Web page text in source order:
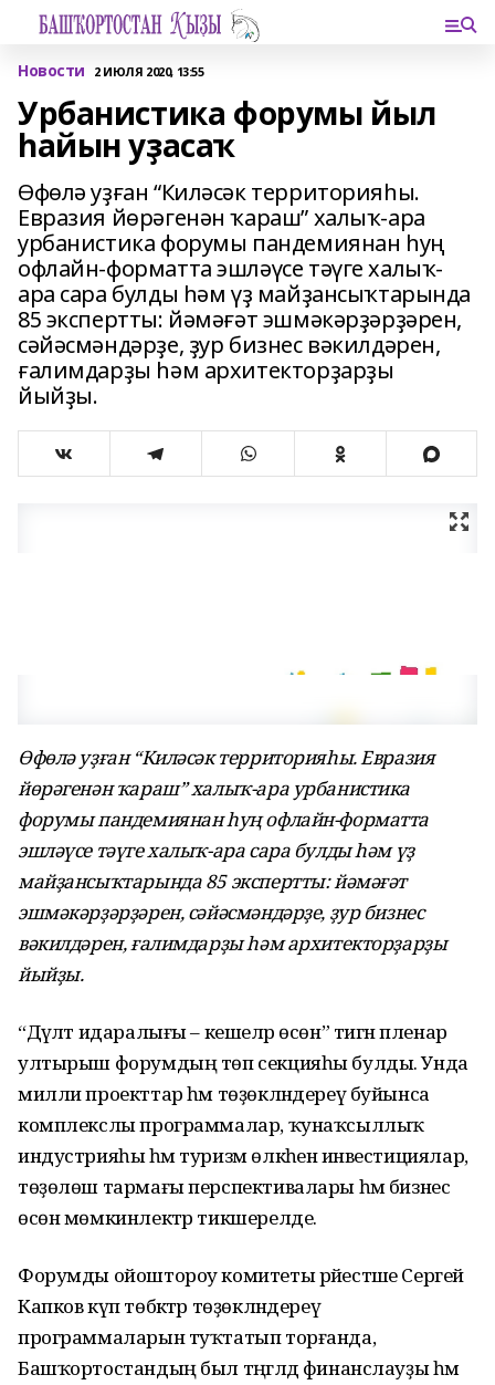
Новости 2 ИЮЛЯ 2020, 13:55
Урбанистика форумы йыл
һайын уҙасаҡ
Өфөлә уҙған “Киләсәк территорияһы.
Евразия йөрәгенән ҡараш” халыҡ-ара
урбанистика форумы пандемиянан һуң
офлайн-форматта эшләүсе тәүге халыҡ-
ара сара булды һәм үҙ майҙансыҡтарында
85 экспертты: йәмәғәт эшмәкәрҙәрҙәрен,
сәйәсмәндәрҙе, ҙур бизнес вәкилдәрен,
ғалимдарҙы һәм архитекторҙарҙы
йыйҙы.
Өфөлә уҙған “Киләсәк территорияһы. Евразия
йөрәгенән ҡараш” халыҡ-ара урбанистика
форумы пандемиянан һуң офлайн-форматта
эшләүсе тәүге халыҡ-ара сара булды һәм үҙ
майҙансыҡтарында 85 экспертты: йәмәғәт
эшмәкәрҙәрҙәрен, сәйәсмәндәрҙе, ҙур бизнес
вәкилдәрен, ғалимдарҙы һәм архитекторҙарҙы
йыйҙы.
“Дәүләт идаралығы – кешеләр өсөн” тигән пленар
ултырыш форумдың төп секцияһы булды. Унда
милли проекттар һәм төҙөкләндереү буйынса
комплекслы программалар, ҡунаҡсыллыҡ
индустрияһы һәм туризм өлкәһенә инвестициялар,
төҙөлөш тармағы перспективалары һәм бизнес
өсөн мөмкинлектәр тикшерелде.
Форумды ойоштороу комитеты рәйестәше Сергей
Капков күп төбәктәр төҙөкләндереү
программаларын туҡтатып торғанда,
Башҡортостандың был тәңгәлдә финанслауҙы һәм